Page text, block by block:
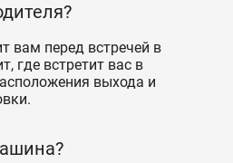
вам перед встречей в
где встретит вас в
выхода и